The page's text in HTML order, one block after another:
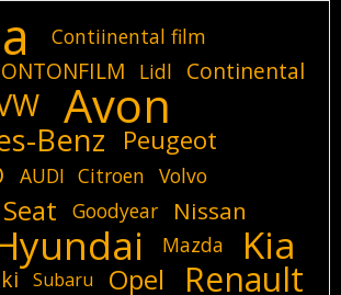
Contiinental film
Lidl
Continental
Avon
Benz
Peugeot
AUDI Citroen Volvo
Seat Goodyear Nissan
Mazda Kia
Subaru Opel Renault